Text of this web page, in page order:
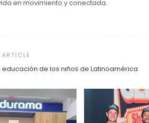
en movimiento y conectada.
educación de los niños de Latinoamérica